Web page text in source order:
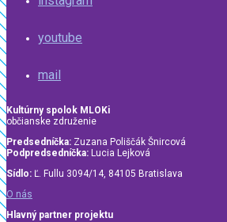
youtube
mail
Kultúrny spolok MLOKi
občianske združenie
Predsedníčka: Zuzana Poliščák Šnircová
Podpredsedníčka: Lucia Lejková
Sídlo: Ľ. Fullu 3094/14, 84105 Bratislava
O nás
Hlavný partner projektu